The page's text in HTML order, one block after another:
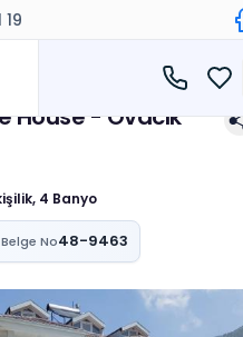
19
House - Ovacık
4 Banyo
No48-9463